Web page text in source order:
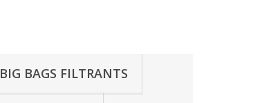
BIG BAGS FILTRANTS